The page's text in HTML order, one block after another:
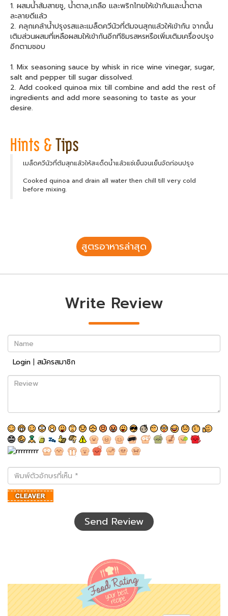
1. ผสมน้ำส้มสายชู, น้ำตาล,เกลือ และพริกไทยให้เข้ากันและน้ำตาล
ละลายดีแล้ว
2. คลุกเคล้าน้ำปรุงรสและเมล็ดควีนัวที่ต้มจนสุกแล้วให้เข้ากัน จากนั้น
เติมส่วนผสมที่เหลือผสมให้เข้ากันอีกทีชิมรสหรหรือเพิ่มเติมเครื่องปรุง
อีกตามชอบ
1. Mix seasoning sauce by whisk in rice wine vinegar, sugar,
salt and pepper till sugar dissolved.
2. Add cooked quinoa mix till combine and add the rest of
ingredients and add more seasoning to taste as your
desire.
เมล็ดควีนัวที่ต้มสุกแล้วให้สะเด็ดน้ำแล้วแช่เย็นจนเย็นจัดก่อนปรุง
Cooked quinoa and drain all water then chill till very cold
before mixing.
สูตรอาหารล่าสุด
Write Review
Name
Login | สมัครสมาชิก
Review
พิมพ์
ตัว
อักษร
ที่
Send Review